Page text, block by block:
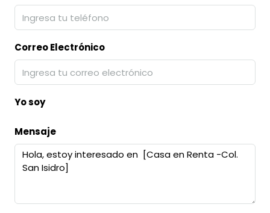
Correo Electrónico
Yo soy
Mensaje